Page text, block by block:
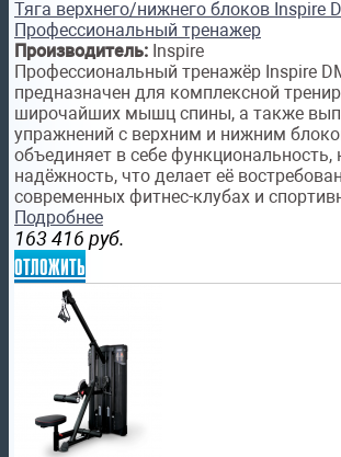
Тяга верхнего/нижнего блоков Inspire
Профессиональный тренажер
Производитель: Inspire
Профессиональный тренажёр Inspire
предназначен для комплексной
широчайших мышц спины, а также
упражнений с верхним и нижним
объединяет в себе функциональность,
надёжность, что делает её
современных фитнес-клубах и
Подробнее
163 416 руб.
отложить